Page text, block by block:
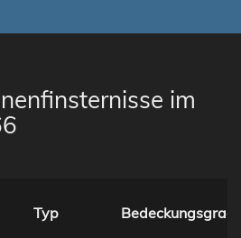
im
Typ Bedeckungsgrad